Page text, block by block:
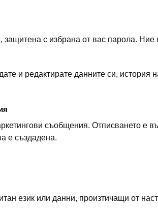
защитена с избрана от вас парола.
и редактирате данните си, история
съобщения. Отписването е
е създадена.
език или данни, произтичащи от